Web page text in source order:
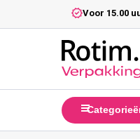
Meteen naar de content
Voor 15.00